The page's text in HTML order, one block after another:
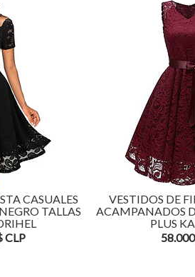
CASUALES
TALLAS
CLP
VESTIDOS DE
ACAMPANADOS
PLUS